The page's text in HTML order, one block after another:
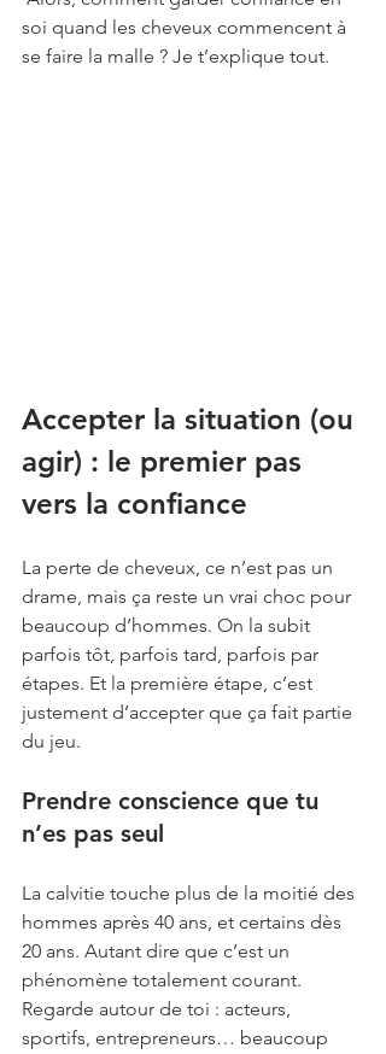
soi quand les cheveux commencent à
se faire la malle ? Je t’explique tout.
Accepter la situation (ou
agir) : le premier pas
vers la confiance
La perte de cheveux, ce n’est pas un
drame, mais ça reste un vrai choc pour
beaucoup d’hommes. On la subit
parfois tôt, parfois tard, parfois par
étapes. Et la première étape, c’est
justement d’accepter que ça fait partie
du jeu.
Prendre conscience que tu
n’es pas seul
La calvitie touche plus de la moitié des
hommes après 40 ans, et certains dès
20 ans. Autant dire que c’est un
phénomène totalement courant.
Regarde autour de toi : acteurs,
sportifs, entrepreneurs… beaucoup